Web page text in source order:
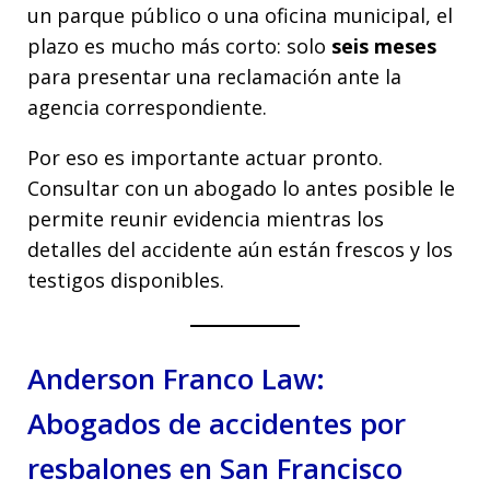
un parque público o una oficina municipal, el
plazo es mucho más corto: solo seis meses
para presentar una reclamación ante la
agencia correspondiente.
Por eso es importante actuar pronto.
Consultar con un abogado lo antes posible le
permite reunir evidencia mientras los
detalles del accidente aún están frescos y los
testigos disponibles.
Anderson Franco Law:
Abogados de accidentes por
resbalones en San Francisco